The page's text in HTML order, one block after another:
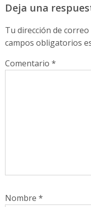
Deja una
Tu dirección de
campos obligatorios
Comentario *
Nombre *